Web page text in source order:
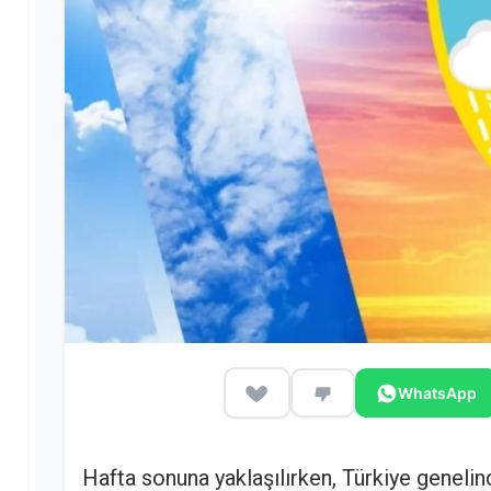
WhatsApp
Hafta sonuna yaklaşılırken, Türkiye